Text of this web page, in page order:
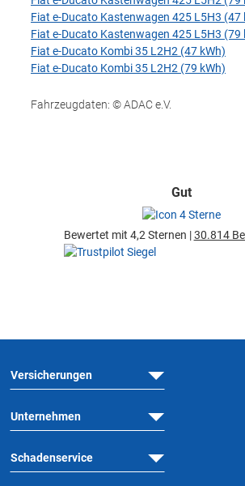
Fiat e-Ducato Kastenwagen 425 L5H3 (47
Fiat e-Ducato Kastenwagen 425 L5H3 (79
Fiat e-Ducato Kombi 35 L2H2 (47 kWh)
Fiat e-Ducato Kombi 35 L2H2 (79 kWh)
Fahrzeugdaten: © ADAC e.V.
Gut
Bewertet mit 4,2 Sternen |30.814
Versicherungen
Unternehmen
Schadenservice